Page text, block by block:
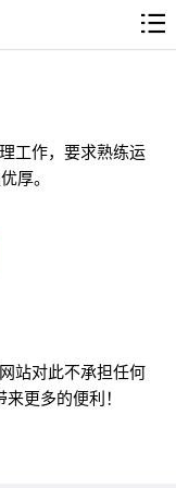
工作，要求熟练运
厚。
站对此不承担任何
更多的便利！